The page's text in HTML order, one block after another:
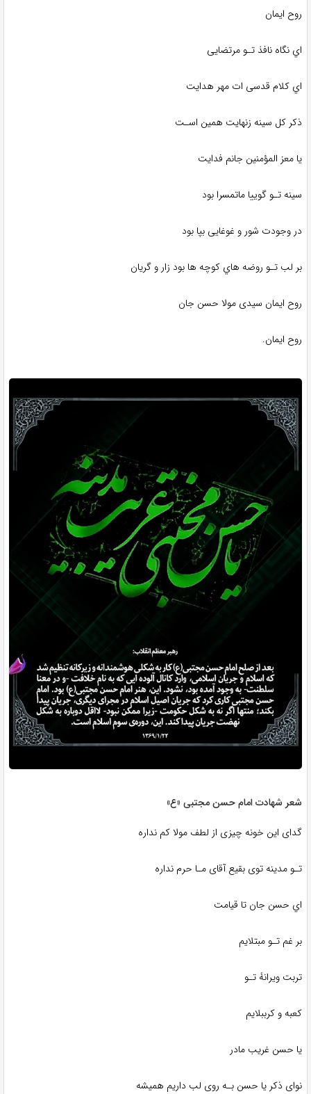
روح ایمان
اي نگاه نافذ تـو مرتضایی
اي کلام قدسی ات مهر هدایت
ذکر کل سینه زنهایت همین اسـت
یا معز المؤمنین جانم فدایت
سینه تـو گوییا ماتمسرا بود
در وجودت شور و غوغایی بپا بود
بر لب تـو روضه هاي کوچه ها بود زار و گریان
روح ایمان سیدی مولا حسن جان
روح ایمان.
شعر شهادت امام حسن مجتبی «ع»
گدای این خونه چیزی از لطف مولا کم نداره
تـو مدینه توی بقیع آقای مـا حرم نداره
اي حسن جان تا قیامت
بر غم تـو مبتلایم
تربت ویرانۀ تـو
کعبه و کرببلایم
یا حسن غریب مادر
نوای ذکر یا حسن بـه روی لب داریم همیشه